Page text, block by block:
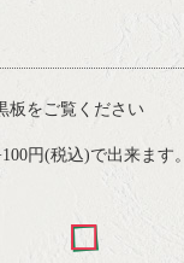
板をご覧ください
円(税込)で出来ます。